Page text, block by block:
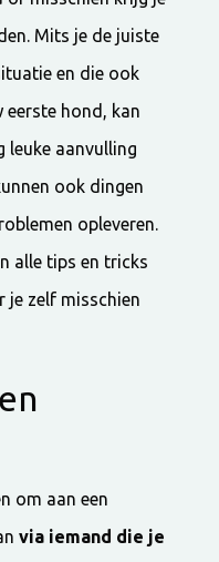
Mits je de juiste
en die ook
eerste hond, kan
leuke aanvulling
ook dingen
opleveren.
alle tips en tricks
je zelf misschien
om aan een
via iemand die je